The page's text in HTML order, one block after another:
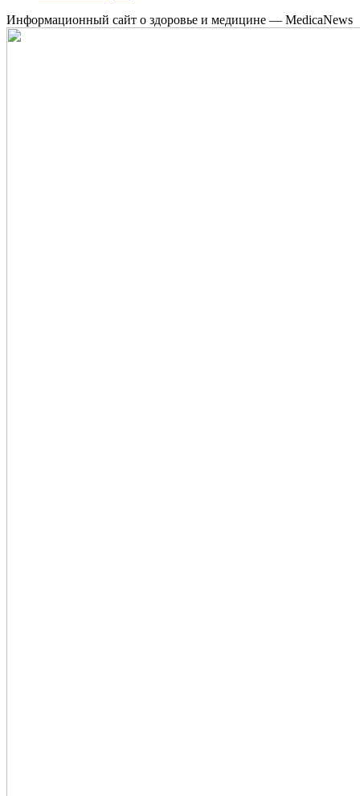
Информационный сайт о здоровье и медицине — MedicaNews